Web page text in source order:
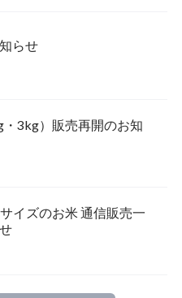
有機栽培米）
）
ル）
らせ
3kg）販売再開のお知
イズのお米 通信販売一